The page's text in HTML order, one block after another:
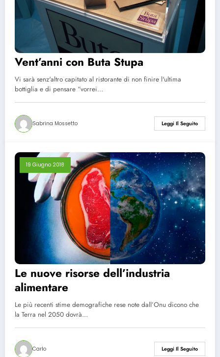
Vent’anni con Buta Stupa
Vi sarà senz'altro capitato al ristorante di non finire l'ultima
bottiglia e di pensare “vorrei…
Sabrina Mossetto Leggi Il Seguito
19 Giugno 2018
Le nuove risorse dell’industria
alimentare
Le più recenti stime demografiche rese note dall’Onu dicono che
la Terra nel 2050 dovrà…
Carlo Leggi Il Seguito